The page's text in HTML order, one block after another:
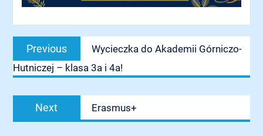
Nawigacja
wpisu
Previous
Previous
post:
Wycieczka do Akademii Górniczo-
Hutniczej – klasa 3a i 4a!
Next
post:
Erasmus+